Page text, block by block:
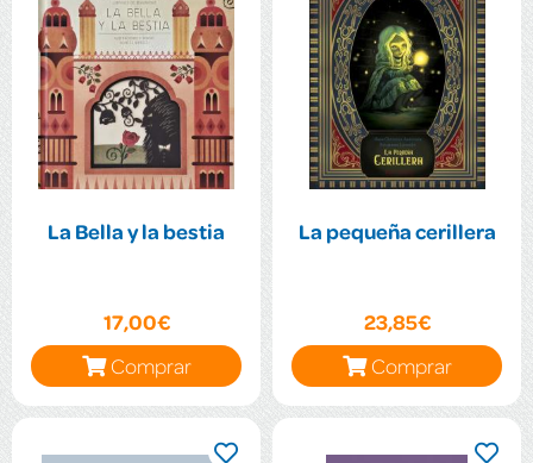
La Bella y la bestia
17,00€
Comprar
La pequeña cerillera
23,85€
Comprar